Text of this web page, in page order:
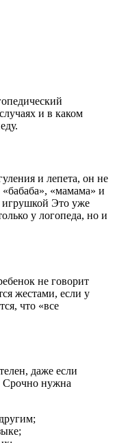
и в каком
и лепета, он не
«мамама» и
игрушкой Это уже
у логопеда, но и
не говорит
жестами, если у
что «все
даже если
Срочно нужна